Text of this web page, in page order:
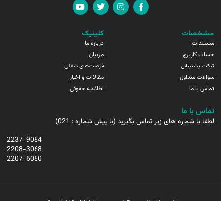
مشخصات
مستندات
حساب کاربری
تیکت پشتیبانی
سوالات متداول
تماس با ما
کلینیک
درباره ما
مربیان
فرصت‌های شغلی
مقالاات و اخبار
اطلاعیه حقوقی
تماس با ما
لطفا با شماره های زیر تماس بگیرید (با پیش شماره : 021)
2237-9084
2208-3068
2207-6080